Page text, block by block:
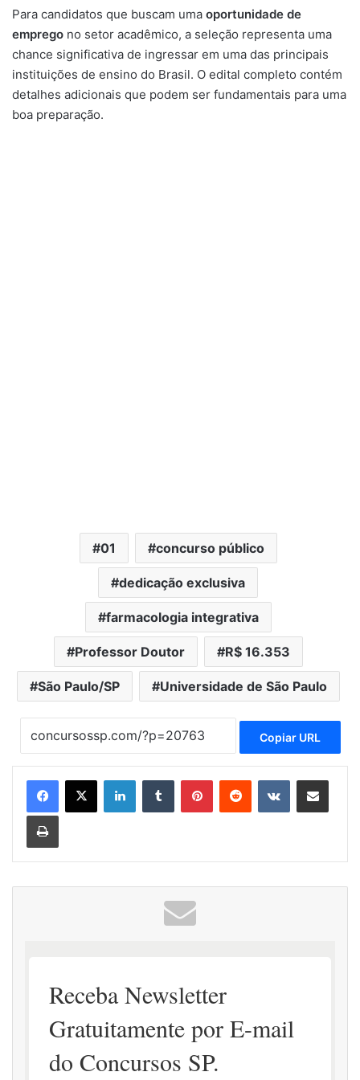
Para candidatos que buscam uma oportunidade de
emprego no setor acadêmico, a seleção representa uma
chance significativa de ingressar em uma das principais
instituições de ensino do Brasil. O edital completo contém
detalhes adicionais que podem ser fundamentais para uma
boa preparação.
01 concurso público
dedicação exclusiva
farmacologia integrativa
Professor Doutor R$ 16.353
São Paulo/SP Universidade de São Paulo
Copiar URL
LinkedinTumblr PinterestReddit VK Compartilhar via e-mail
Imprimir